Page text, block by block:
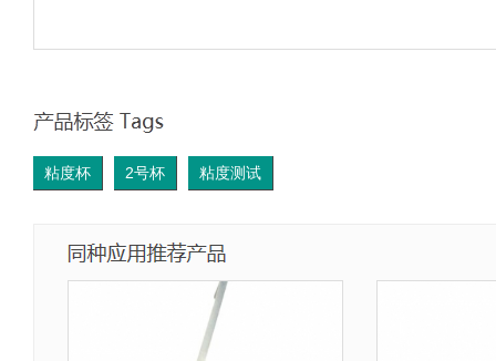
粘度杯 2号杯 粘度测试